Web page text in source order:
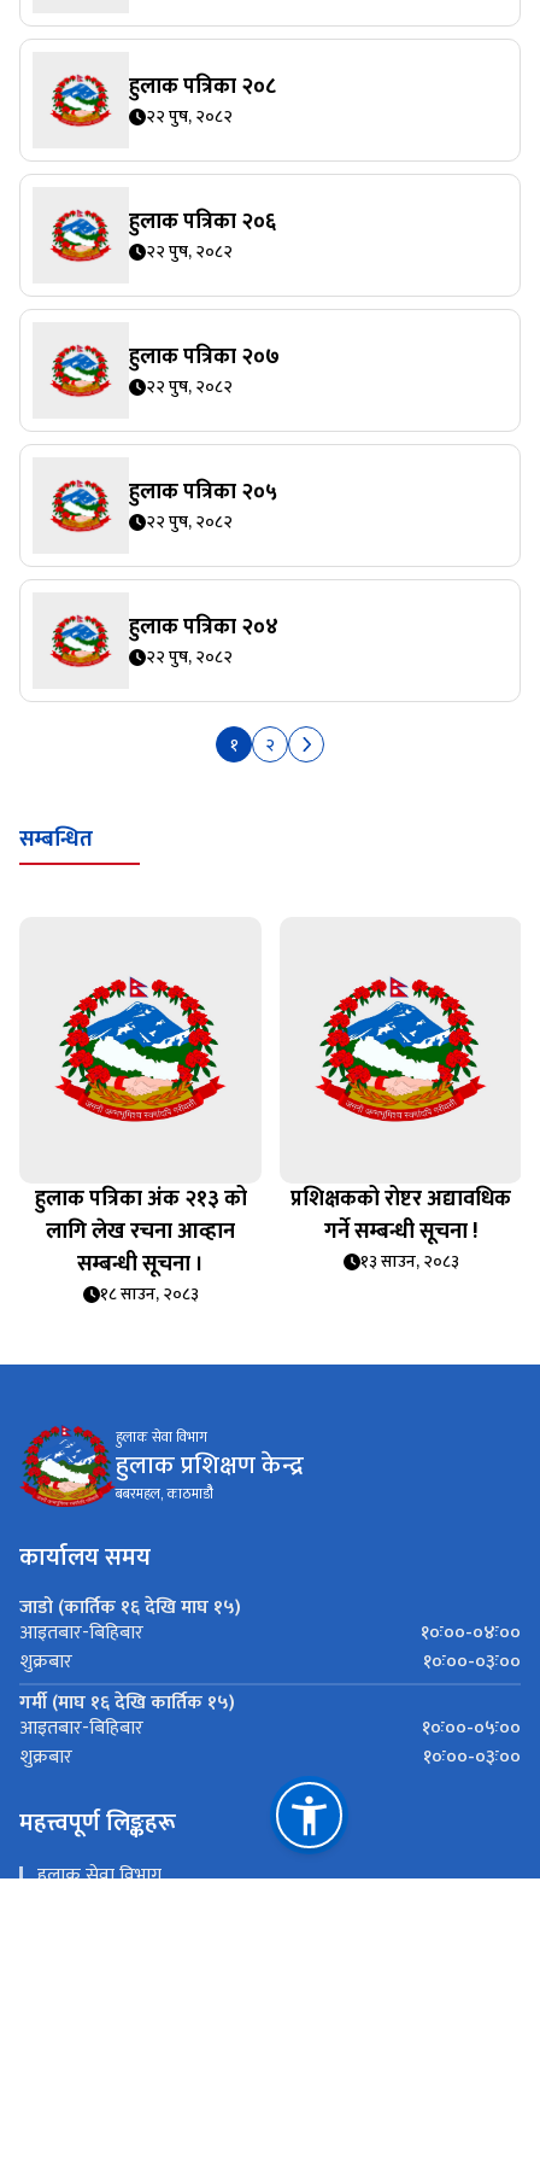
हुलाक पत्रिका २०८
२२ पुष, २०८२
हुलाक पत्रिका २०६
२२ पुष, २०८२
हुलाक पत्रिका २०७
२२ पुष, २०८२
हुलाक पत्रिका २०५
२२ पुष, २०८२
हुलाक पत्रिका २०४
२२ पुष, २०८२
१ २
सम्बन्धित
हुलाक पत्रिका अंक २१३ को
लागि लेख रचना आव्हान
सम्बन्धी सूचना ।
१८ साउन, २०८३
प्रशिक्षकको रोष्टर अद्यावधिक
गर्ने सम्बन्धी सूचना !
१३ साउन, २०८३
हुलाक सेवा विभाग
हुलाक प्रशिक्षण केन्द्र
बबरमहल, काठमाडौै
कार्यालय समय
जाडो (कार्तिक १६ देखि माघ १५)
आइतबार-बिहिबार
१०ः००-०४ः००
शुक्रबार
१०ः००-०३ः००
गर्मी (माघ १६ देखि कार्तिक १५)
आइतबार-बिहिबार
१०ः००-०५ः००
शुक्रबार
१०ः००-०३ः००
महत्त्वपूर्ण लिङ्कहरू
हुलाक सेवा विभाग